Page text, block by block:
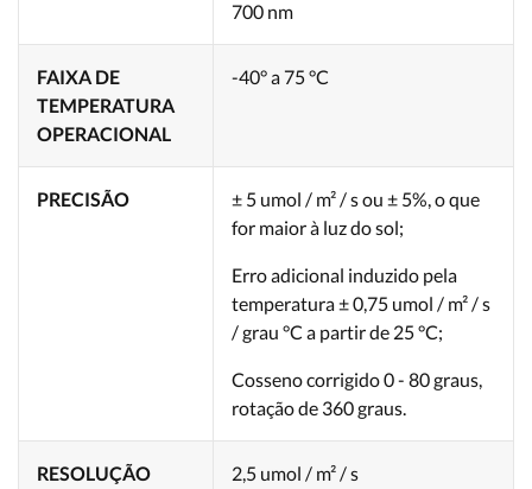
700 nm
FAIXA DE
TEMPERATURA
OPERACIONAL
-40° a 75 °C
PRECISÃO
± 5 umol / m² / s ou ± 5%, o que
for maior à luz do sol;
Erro adicional induzido pela
temperatura ± 0,75 umol / m² / s
/ grau °C a partir de 25 °C;
Cosseno corrigido 0 - 80 graus,
rotação de 360 graus.
RESOLUÇÃO 2,5 umol / m² / s